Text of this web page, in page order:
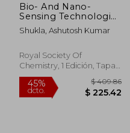
40%
dcto. $ 147.50
Bio- And Nano-
Sensing Technologies
for Food Processing
and Packaging (en
Shukla, Ashutosh Kumar
Royal Society Of
Chemistry, 1 Edición, Tapa
Dura, Nuevo